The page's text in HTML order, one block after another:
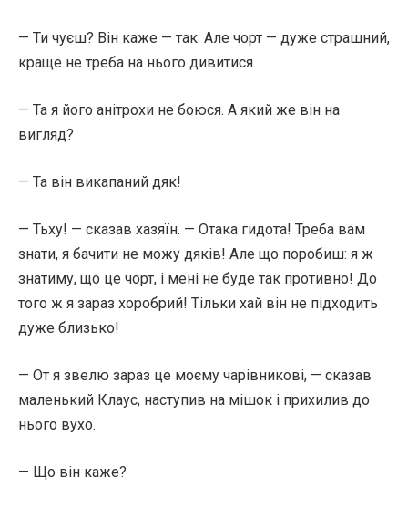
— Ти чуєш? Він каже — так. Але чорт — дуже страшний,
краще не треба на нього дивитися.
— Та я його анітрохи не боюся. А який же він на
вигляд?
— Та він викапаний дяк!
— Тьху! — сказав хазяїн. — Отака гидота! Треба вам
знати, я бачити не можу дяків! Але що поробиш: я ж
знатиму, що це чорт, і мені не буде так противно! До
того ж я зараз хоробрий! Тільки хай він не підходить
дуже близько!
— От я звелю зараз це моєму чарівникові, — сказав
маленький Клаус, наступив на мішок і прихилив до
нього вухо.
— Що він каже?